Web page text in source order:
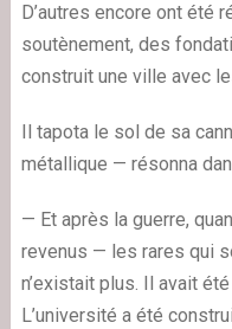
D’autres encore ont été
soutènement, des
construit une ville avec
Il tapota le sol de sa
métallique — résonna
— Et après la guerre,
revenus — les rares qui
n’existait plus. Il avait
L’université a été